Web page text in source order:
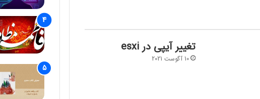
تغییر آیپی در esxi
10 آگوست 2021